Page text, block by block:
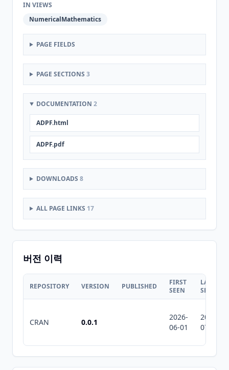
IN VIEWS
NumericalMathematics
PAGE FIELDS
PAGE SECTIONS 3
DOCUMENTATION 2
ADPF.html
ADPF.pdf
DOWNLOADS 8
ALL PAGE LINKS 17
버전 이력
REPOSITORY VERSION PUBLISHED
FIRST
SEEN
LAST
SEEN
CRAN 0.0.1
2026-
06-01
2026-
07-10